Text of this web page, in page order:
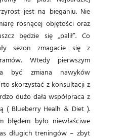
jest na bieganiu. Nie
rosnącej objętości oraz
będzie się „palił”. Co
sezon zmagacie się z
Wtedy pierwszym
być zmiana nawyków
skorzystać z konsultacji z
dużo dała współpraca z
( Blueberry Healh & Diet ).
błędem było niewłaściwe
długich treningów – zbyt